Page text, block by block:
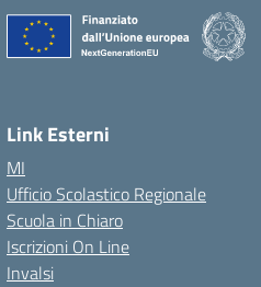
Link Esterni
MI
Ufficio Scolastico Regionale
Scuola in Chiaro
Iscrizioni On Line
Invalsi